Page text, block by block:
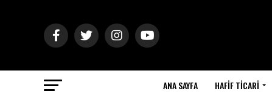
ANA SAYFA HAFIF TICARI